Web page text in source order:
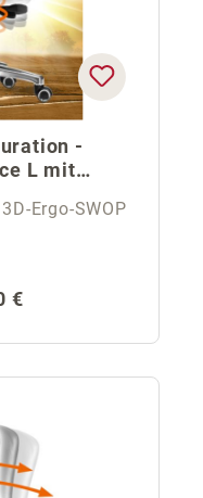
-
L mit
Ergo-SWOP
€